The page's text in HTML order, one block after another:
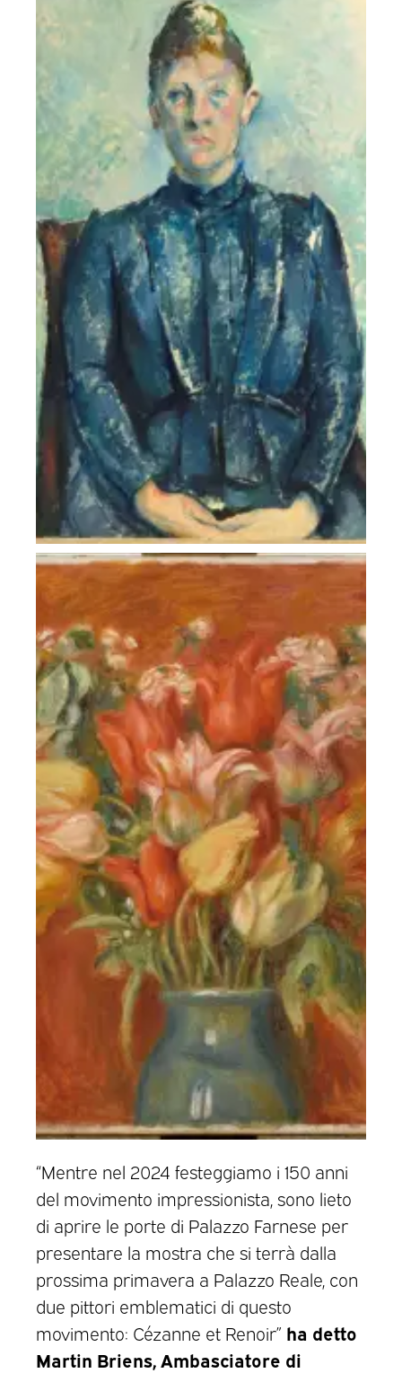
“Mentre nel 2024 festeggiamo i 150 anni
del movimento impressionista, sono lieto
di aprire le porte di Palazzo Farnese per
presentare la mostra che si terrà dalla
prossima primavera a Palazzo Reale, con
due pittori emblematici di questo
movimento: Cézanne et Renoir” ha detto
Martin Briens, Ambasciatore di